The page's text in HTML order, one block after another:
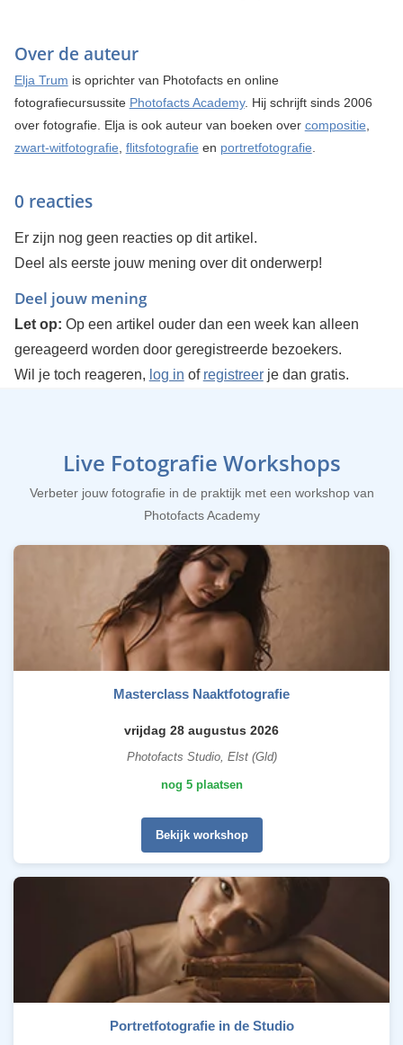
Over de auteur
Elja Trum is oprichter van Photofacts en online
fotografiecursussite Photofacts Academy. Hij schrijft sinds 2006
over fotografie. Elja is ook auteur van boeken over compositie
zwart-witfotografie flitsfotografie en portretfotografie
0 reacties
Er zijn nog geen reacties op dit artikel.
Deel als eerste jouw mening over dit onderwerp!
Deel jouw mening
Let op: Op een artikel ouder dan een week kan alleen
gereageerd worden door geregistreerde bezoekers.
Wil je toch reageren, log in of registreerje dan gratis.
Live Fotografie Workshops
Verbeter jouw fotografie in de praktijk met een workshop van
Photofacts Academy
Masterclass Naaktfotografie
vrijdag 28 augustus 2026
Photofacts Studio, Elst (Gld)
nog 5 plaatsen
Bekijk workshop
Portretfotografie in de Studio